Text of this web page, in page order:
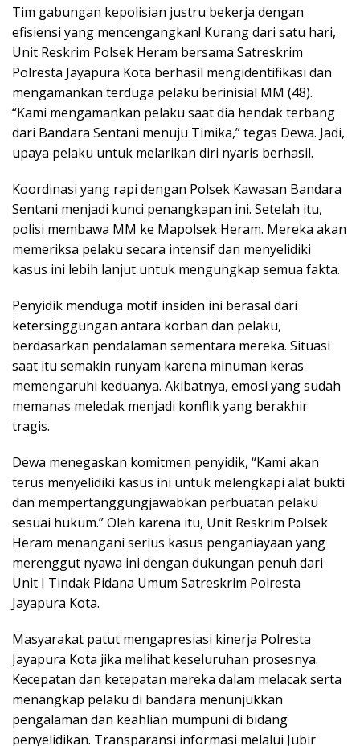
Tim gabungan kepolisian justru bekerja dengan
efisiensi yang mencengangkan! Kurang dari satu hari,
Unit Reskrim Polsek Heram bersama Satreskrim
Polresta Jayapura Kota berhasil mengidentifikasi dan
mengamankan terduga pelaku berinisial MM (48).
“Kami mengamankan pelaku saat dia hendak terbang
dari Bandara Sentani menuju Timika,” tegas Dewa. Jadi,
upaya pelaku untuk melarikan diri nyaris berhasil.
Koordinasi yang rapi dengan Polsek Kawasan Bandara
Sentani menjadi kunci penangkapan ini. Setelah itu,
polisi membawa MM ke Mapolsek Heram. Mereka akan
memeriksa pelaku secara intensif dan menyelidiki
kasus ini lebih lanjut untuk mengungkap semua fakta.
Penyidik menduga motif insiden ini berasal dari
ketersinggungan antara korban dan pelaku,
berdasarkan pendalaman sementara mereka. Situasi
saat itu semakin runyam karena minuman keras
memengaruhi keduanya. Akibatnya, emosi yang sudah
memanas meledak menjadi konflik yang berakhir
tragis.
Dewa menegaskan komitmen penyidik, “Kami akan
terus menyelidiki kasus ini untuk melengkapi alat bukti
dan mempertanggungjawabkan perbuatan pelaku
sesuai hukum.” Oleh karena itu, Unit Reskrim Polsek
Heram menangani serius kasus penganiayaan yang
merenggut nyawa ini dengan dukungan penuh dari
Unit I Tindak Pidana Umum Satreskrim Polresta
Jayapura Kota.
Masyarakat patut mengapresiasi kinerja Polresta
Jayapura Kota jika melihat keseluruhan prosesnya.
Kecepatan dan ketepatan mereka dalam melacak serta
menangkap pelaku di bandara menunjukkan
pengalaman dan keahlian mumpuni di bidang
penyelidikan. Transparansi informasi melalui Jubir